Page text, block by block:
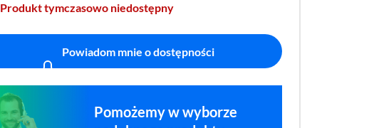
Produkt tymczasowo niedostępny
Powiadom mnie o dostępności
Pomożemy w wyborze